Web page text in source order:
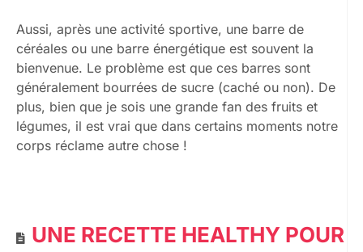
Aussi, après une activité sportive, une barre de
céréales ou une barre énergétique est souvent la
bienvenue. Le problème est que ces barres sont
généralement bourrées de sucre (caché ou non). De
plus, bien que je sois une grande fan des fruits et
légumes, il est vrai que dans certains moments notre
corps réclame autre chose !
UNE RECETTE HEALTHY POUR